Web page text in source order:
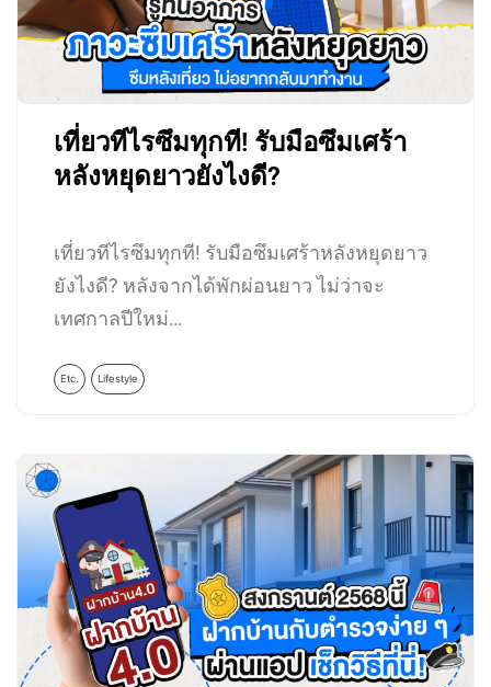
เที่ยวทีไรซึมทุกที! รับมือซึมเศร้า
หลังหยุดยาวยังไงดี?
เที่ยวทีไรซึมทุกที! รับมือซึมเศร้าหลังหยุดยาว
ยังไงดี? หลังจากได้พักผ่อนยาว ไม่ว่าจะ
เทศกาลปีใหม่…
Etc. Lifestyle